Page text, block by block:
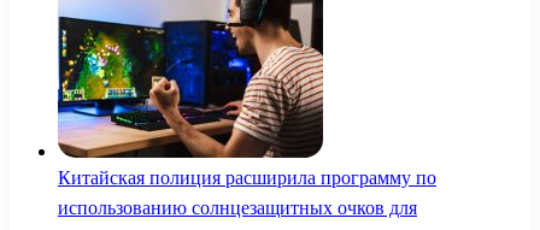
Китайская полиция расширила программу по
использованию солнцезащитных очков для